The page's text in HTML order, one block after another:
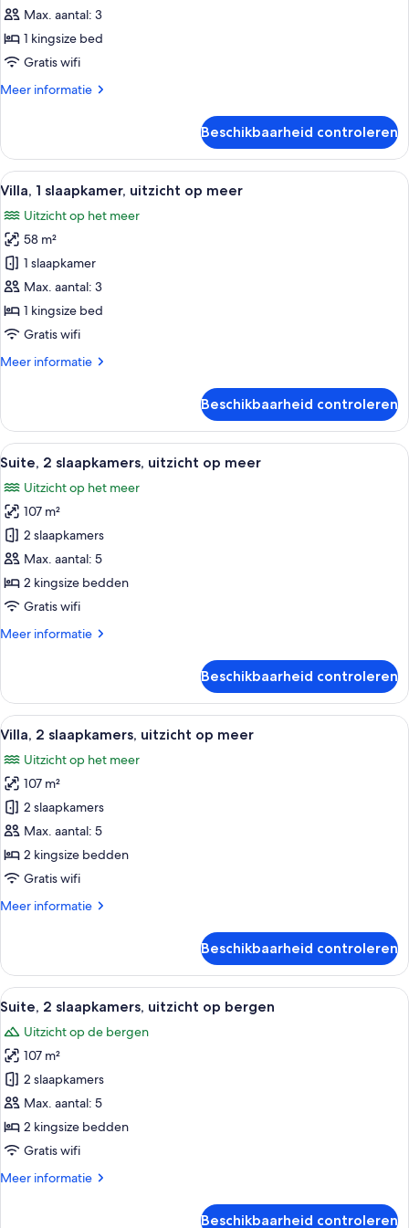
slaapkamer,
uitzicht
op
laden
Max. aantal: 3
1 kingsize bed
Gratis wifi
Meer informatie
Meer
1
slaapkamer,
uitzicht
meer
Beschikbaarheid controleren
Alle
foto's
voor
Villa,
slaapkamer,
uitzicht
op
laden
Een kamer met balkon en uitzicht op
11
Villa, 1 slaapkamer, uitzicht op meer
Uitzicht op het meer
58 m²
1 slaapkamer
Max. aantal: 3
1 kingsize bed
Gratis wifi
Meer informatie
Meer
1
slaapkamer,
uitzicht
meer
Beschikbaarheid controleren
Alle
foto's
voor
Suite,
2
slaapkamers,
uitzicht
op
laden
Een moderne hotelkamer met een
11
Suite, 2 slaapkamers, uitzicht op meer
Uitzicht op het meer
107 m²
2 slaapkamers
Max. aantal: 5
2 kingsize bedden
Gratis wifi
Meer informatie
Meer
2
slaapkamers,
uitzicht
meer
Beschikbaarheid controleren
Alle
foto's
voor
Villa,
2
slaapkamers,
uitzicht
op
laden
Een moderne hotelkamer met een
6
Villa, 2 slaapkamers, uitzicht op meer
Uitzicht op het meer
107 m²
2 slaapkamers
Max. aantal: 5
2 kingsize bedden
Gratis wifi
Meer informatie
Meer
2
slaapkamers,
uitzicht
meer
Beschikbaarheid controleren
Alle
foto's
voor
Suite,
2
slaapkamers,
uitzicht
op
laden
Een moderne woonkamer met een
12
Suite, 2 slaapkamers, uitzicht op bergen
Uitzicht op de bergen
107 m²
2 slaapkamers
Max. aantal: 5
2 kingsize bedden
Gratis wifi
Meer informatie
Meer
Beschikbaarheid controleren